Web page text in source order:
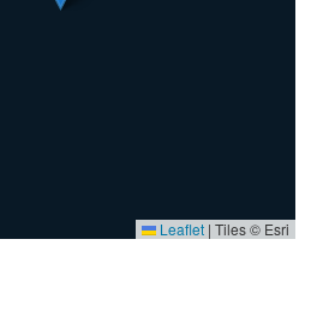
Leaflet | Tiles © Esri